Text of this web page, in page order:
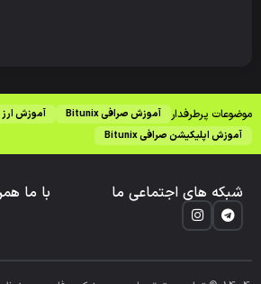
موضوعات پرطرفدار آموزش صرافی Bitunix
آموزش
آموزش اپلیکیشن صرافی Bitunix
شبکه های اجتماعی ما با ما